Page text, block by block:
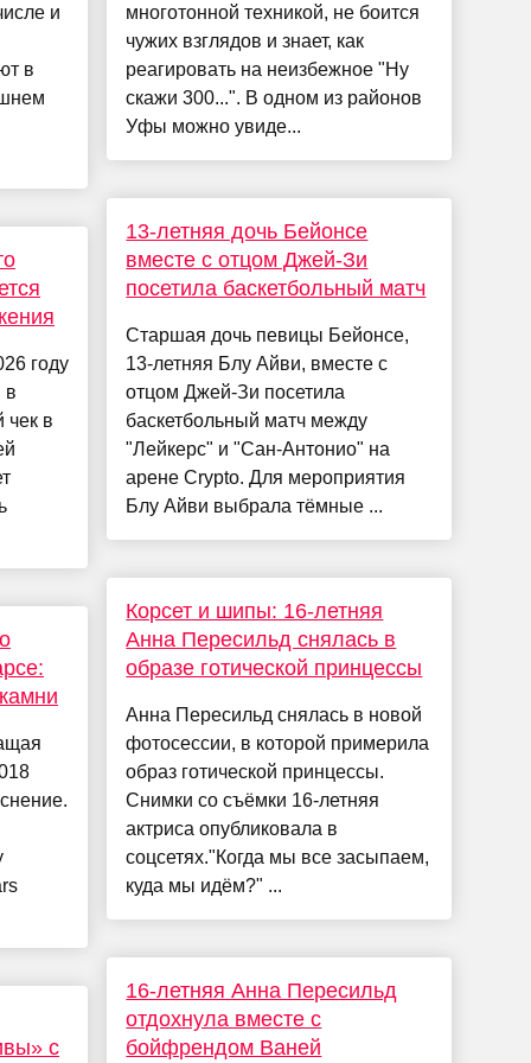
и
в
году
в
чек в
с
многотонной техникой, не боится
чужих взглядов и знает, как
реагировать на неизбежное "Ну
скажи 300...". В одном из районов
Уфы можно увиде...
13-летняя дочь Бейонсе
вместе с отцом Джей-Зи
посетила баскетбольный матч
Старшая дочь певицы Бейонсе,
13-летняя Блу Айви, вместе с
отцом Джей-Зи посетила
баскетбольный матч между
"Лейкерс" и "Сан-Антонио" на
арене Crypto. Для мероприятия
Блу Айви выбрала тёмные ...
Корсет и шипы: 16-летняя
Анна Пересильд снялась в
образе готической принцессы
Анна Пересильд снялась в новой
фотосессии, в которой примерила
образ готической принцессы.
Снимки со съёмки 16-летняя
актриса опубликовала в
соцсетях."Когда мы все засыпаем,
куда мы идём?" ...
16-летняя Анна Пересильд
отдохнула вместе с
бойфрендом Ваней